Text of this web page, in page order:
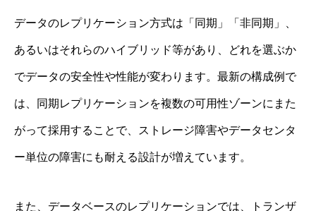
データのレプリケーション方式は「同期」「非同期」、
あるいはそれらのハイブリッド等があり、どれを選ぶか
でデータの安全性や性能が変わります。最新の構成例で
は、同期レプリケーションを複数の可用性ゾーンにまた
がって採用することで、ストレージ障害やデータセンタ
ー単位の障害にも耐える設計が増えています。
また、データベースのレプリケーションでは、トランザ